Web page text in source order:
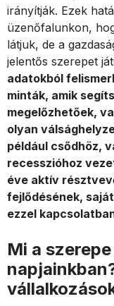
irányítják. Ezek
üzenőfalunkon,
látjuk, de a
jelentős szerepet
adatokból
minták, amik
megelőzhetőek,
olyan
például csődhöz,
recesszióhoz
éve aktív
fejlődésének,
ezzel
Mi a